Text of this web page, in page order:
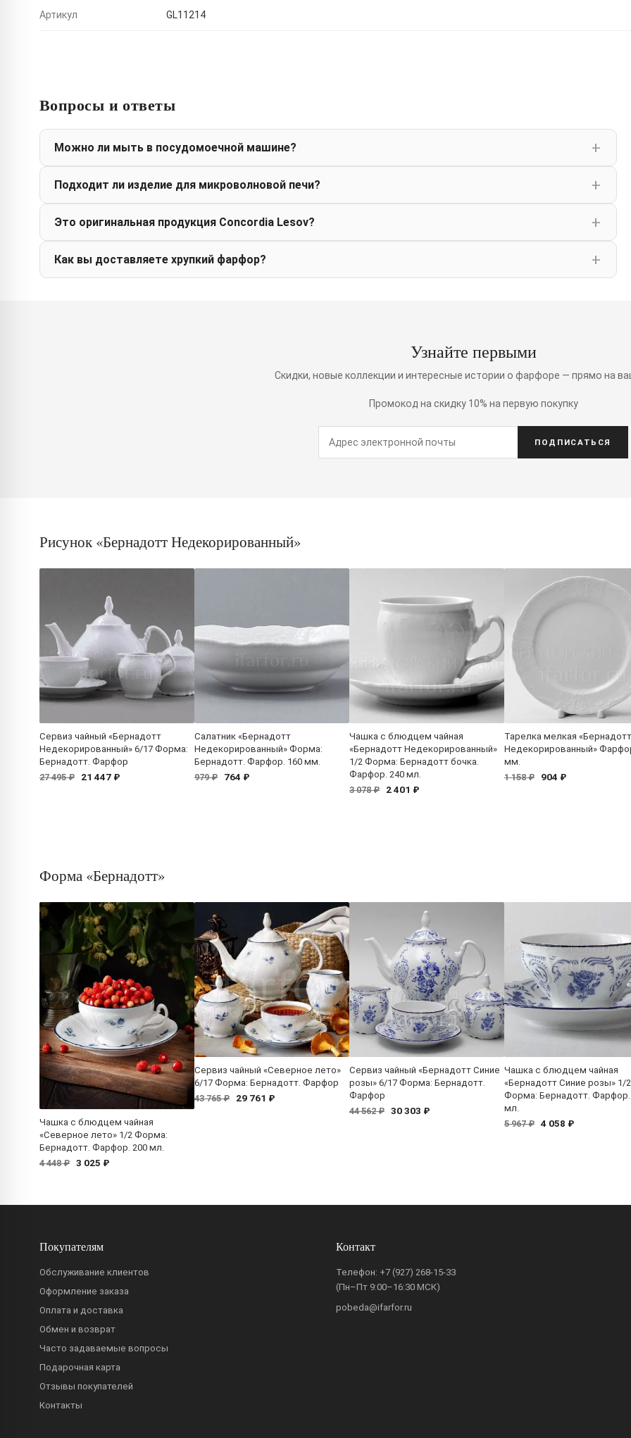
Артикул GL11214
Вопросы и ответы
Можно ли мыть в посудомоечной машине?
Подходит ли изделие для микроволновой печи?
Это оригинальная продукция Concordia Lesov?
Как вы доставляете хрупкий фарфор?
Узнайте первыми
Скидки, новые коллекции и интересные истории о фарфоре — прямо на
Промокод на скидку 10% на первую покупку
ПОДПИСАТЬСЯ
Рисунок «Бернадотт Недекорированный»
Сервиз чайный «Бернадотт
Недекорированный» 6/17 Форма:
Бернадотт. Фарфор
27 495 ₽
21 447 ₽
Салатник «Бернадотт
Недекорированный» Форма:
Бернадотт. Фарфор. 160 мм.
979 ₽
764 ₽
Чашка с блюдцем чайная
«Бернадотт Недекорированный»
1/2 Форма: Бернадотт бочка.
Фарфор. 240 мл.
3 078 ₽
2 401 ₽
Тарелка мелкая «Бернадотт
Недекорированный»
мм.
1 158 ₽
904 ₽
Форма «Бернадотт»
Чашка с блюдцем чайная
«Северное лето» 1/2 Форма:
Бернадотт. Фарфор. 200 мл.
4 448 ₽ 3 025 ₽
Сервиз чайный «Северное лето»
6/17 Форма: Бернадотт. Фарфор
43 765 ₽
29 761 ₽
Сервиз чайный «Бернадотт Синие
розы» 6/17 Форма: Бернадотт.
Фарфор
44 562 ₽ 30 303 ₽
Чашка с блюдцем чайная
«Бернадотт Синие розы» 1/2
Форма: Бернадотт. Фарфор.
мл.
5 967 ₽ 4 058 ₽
Покупателям
Обслуживание клиентов
Оформление заказа
Оплата и доставка
Обмен и возврат
Часто задаваемые вопросы
Подарочная карта
Отзывы покупателей
Контакты
Контакт
Телефон: +7 (927) 268-15-33
(Пн–Пт 9:00–16:30 МСК)
pobeda@ifarfor.ru